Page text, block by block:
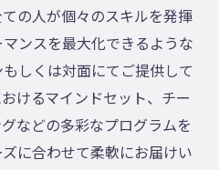
の人が個々のスキルを発揮
ンスを最大化できるような
しくは対面にてご提供して
けるマインドセット、チー
などの多彩なプログラムを
に合わせて柔軟にお届けい